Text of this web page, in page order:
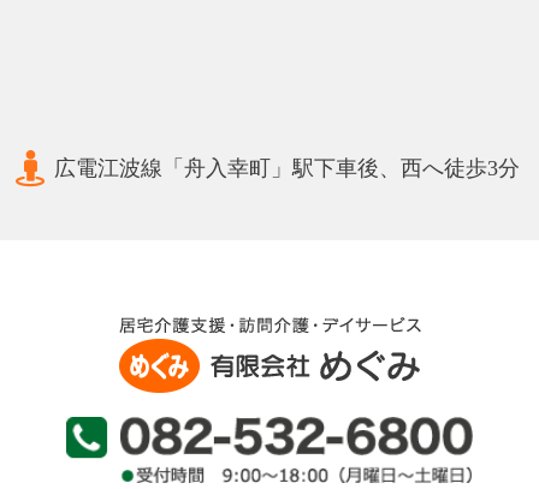
広電江波線「舟入幸町」駅下車後、西へ徒歩3分